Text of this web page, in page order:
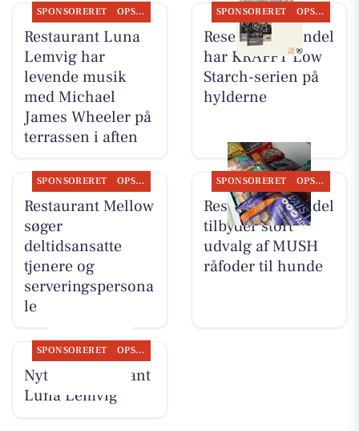
SPONSORERET OPSLAGSTAVLEN
Restaurant Luna
Lemvig har
levende musik
med Michael
James Wheeler på
terrassen i aften
SPONSORERET OPSLAGSTAVLEN
Resen Landhandel
har KRAFFT Low
Starch-serien på
hylderne
SPONSORERET OPSLAGSTAVLEN
Restaurant Mellow
søger
deltidsansatte
tjenere og
serveringspersona
le
SPONSORERET OPSLAGSTAVLEN
Resen Landhandel
tilbyder stort
udvalg af MUSH
råfoder til hunde
SPONSORERET OPSLAGSTAVLEN
Nyt fra Restaurant
Luna Lemvig